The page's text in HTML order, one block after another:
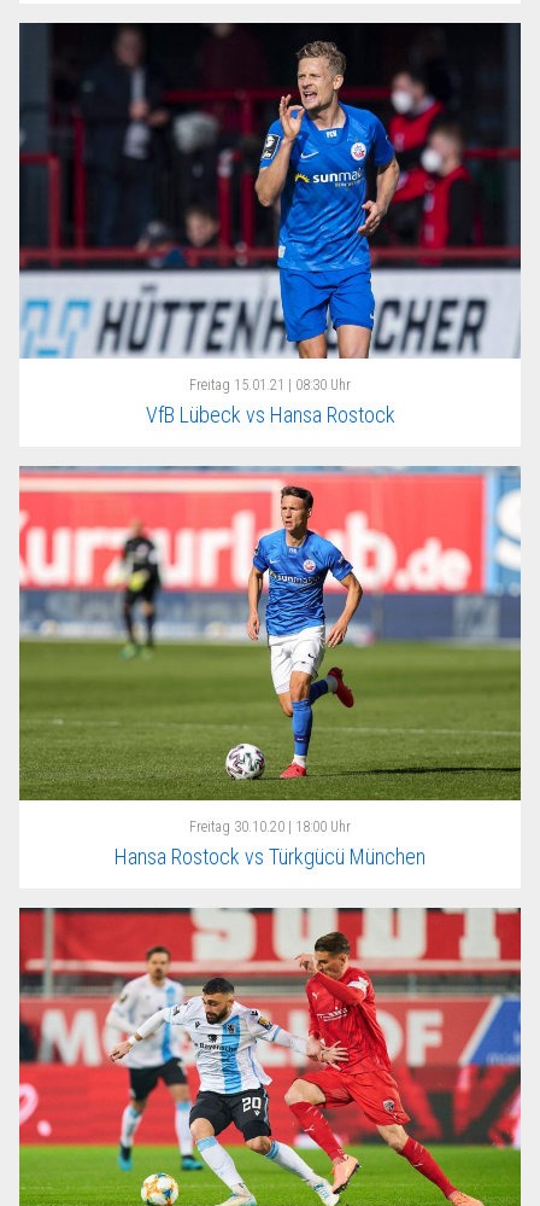
Freitag 15.01.21 | 08:30 Uhr
VfB Lübeck vs Hansa Rostock
Freitag 30.10.20 | 18:00 Uhr
Hansa Rostock vs Türkgücü München